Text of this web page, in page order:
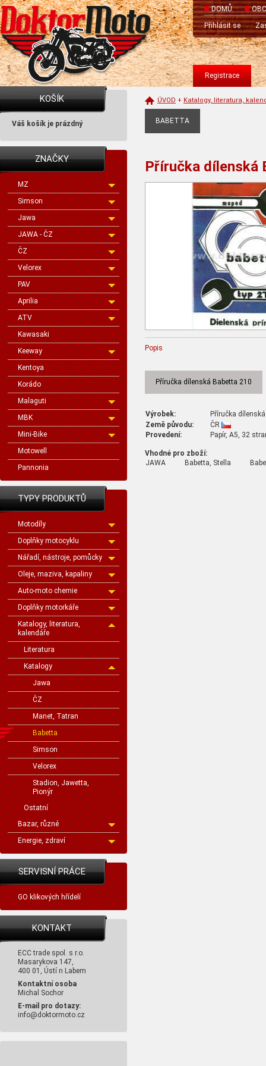
DOMŮ
Přihlásit se
Registrace
KOŠÍK
Váš košík je prázdný
ZNAČKY
MZ
Simson
Jawa
JAWA - ČZ
ČZ
Velorex
PAV
Aprilia
ATV
Kawasaki
Keeway
Kentoya
Korádo
Malaguti
MBK
Mini-Bike
Motowell
Pannonia
TYPY PRODUKTŮ
Motodíly
Doplňky motocyklu
Nářadí, nástroje, pomůcky
Oleje, maziva, kapaliny
Auto-moto chemie
Doplňky motorkáře
Katalogy, literatura,
kalendáře
Literatura
Katalogy
Jawa
ČZ
Manet, Tatran
Babetta
Simson
Velorex
Stadion, Jawetta,
Pionýr
Ostatní
Bazar, různé
Energie, zdraví
SERVISNÍ PRÁCE
GO klikových hřídelí
KONTAKT
ECC trade spol. s r.o.
Masarykova 147,
400 01, Ústí n Labem
Kontaktní osoba
Michal Sochor
E-mail pro dotazy:
info@doktormoto.cz
ÚVOD + Katalogy, literatura,
BABETTA
Příručka dílenská
Popis
Příručka dílenská Babetta 210
Výrobek:
Příručka
Země původu:
ČR
Provedení:
Papír, A5, 32
Vhodné pro zboží:
JAWA
Babetta, Stella